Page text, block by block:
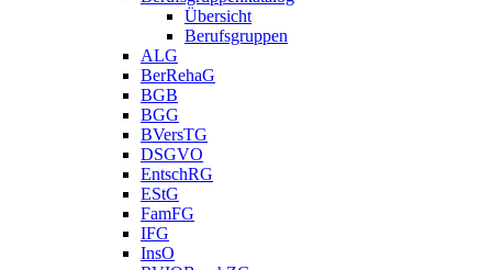
Übersicht
Berufsgruppen
ALG
BerRehaG
BGB
BGG
BVersTG
DSGVO
EntschRG
EStG
FamFG
IFG
InsO